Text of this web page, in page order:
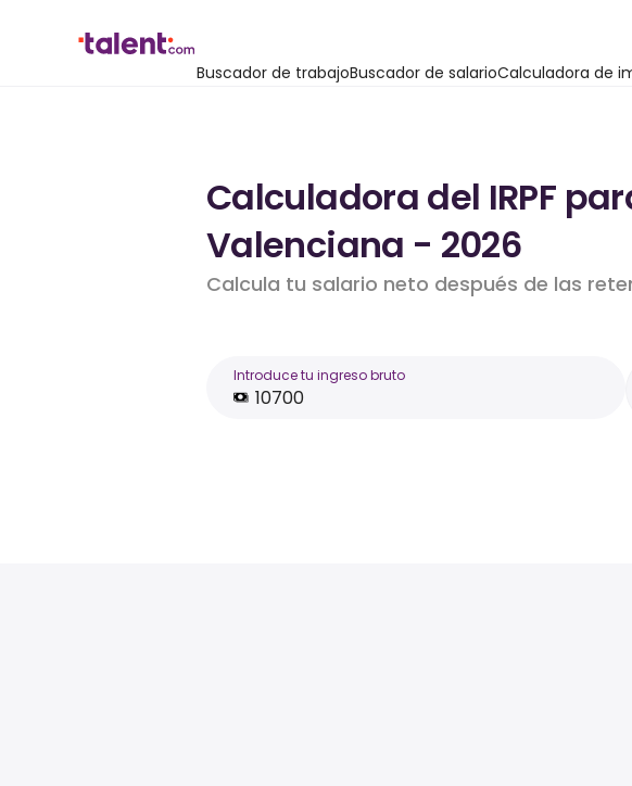
Buscador de trabajoBuscador de salarioCalculadora de
Calculadora del IRPF
Valenciana - 2026
Calcula tu salario neto después de las
Introduce tu ingreso bruto